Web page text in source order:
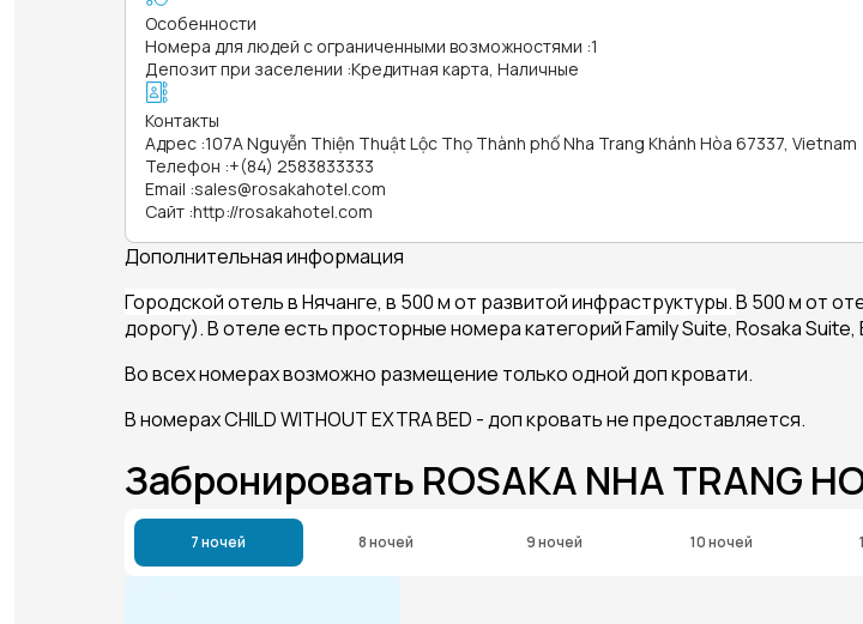
Особенности
Номера для людей с ограниченными возможностями :1
Депозит при заселении :Кредитная карта, Наличные
Контакты
Адрес :107A Nguyễn Thiện Thuật Lộc Thọ Thành phố Nha Trang Khánh Hòa 67337, Vietnam
Телефон :+(84) 2583833333
Email :sales@rosakahotel.com
Сайт :http://rosakahotel.com
Дополнительная информация
Городской отель в Нячанге, в 500 м от развитой инфраструктуры.В 500 м от
дорогу). В отеле есть просторные номера категорий Family Suite, Rosaka
Во всех номерах возможно размещение только одной доп кровати.
В номерах CHILD WITHOUT EXTRA BED - доп кровать не предоставляется.
Забронировать ROSAKA NHA TRANG
7 ночей 8 ночей 9 ночей 10 ночей